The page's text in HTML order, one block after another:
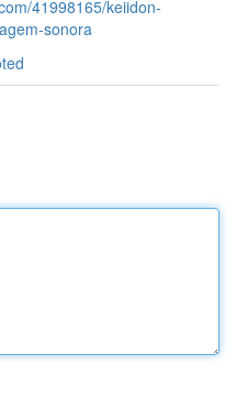
41998165/keiidon-
sonora